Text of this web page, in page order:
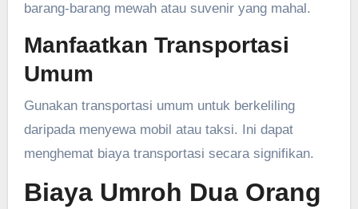
barang-barang mewah atau suvenir yang mahal.
Manfaatkan Transportasi
Umum
Gunakan transportasi umum untuk berkeliling
daripada menyewa mobil atau taksi. Ini dapat
menghemat biaya transportasi secara signifikan.
Biaya Umroh Dua Orang